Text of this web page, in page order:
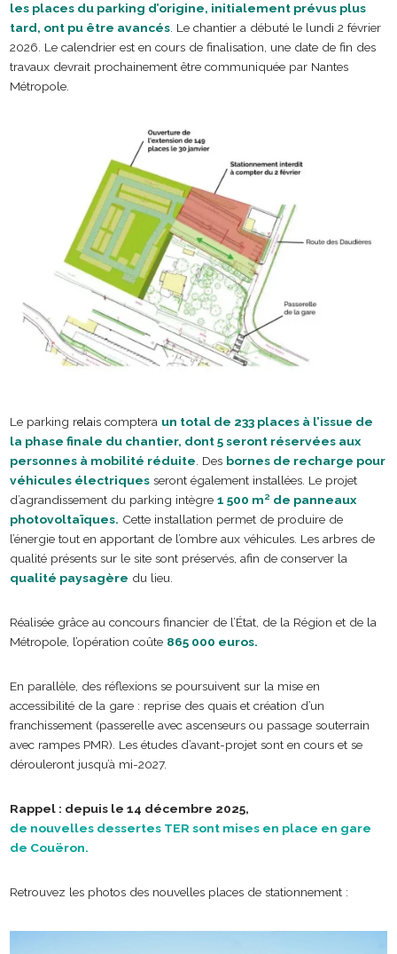
les places du parking d’origine, initialement prévus plus
tard, ont pu être avancés . Le chantier a débuté le lundi 2 février
2026. Le calendrier est en cours de finalisation, une date de fin des
travaux devrait prochainement être communiquée par Nantes
Métropole.
Le parking relais comptera un total de 233 places à l’issue de
la phase finale du chantier, dont 5 seront réservées aux
personnes à mobilité réduite . Des bornes de recharge pour
véhicules électriques seront également installées. Le projet
d’agrandissement du parking intègre1 500 m² de panneaux
photovoltaïques. Cette installation permet de produire de
l’énergie tout en apportant de l’ombre aux véhicules. Les arbres de
qualité présents sur le site sont préservés, afin de conserver la
qualité paysagère du lieu.
Réalisée grâce au concours financier de l’État, de la Région et de la
Métropole, l’opération coûte 865 000 euros.
En parallèle, des réflexions se poursuivent sur la mise en
accessibilité de la gare : reprise des quais et création d’un
franchissement (passerelle avec ascenseurs ou passage souterrain
avec rampes PMR). Les études d’avant-projet sont en cours et se
dérouleront jusqu’à mi-2027.
Rappel : depuis le 14 décembre 2025,
de nouvelles dessertes TER sont mises en place en gare
de Couëron.
Retrouvez les photos des nouvelles places de stationnement :